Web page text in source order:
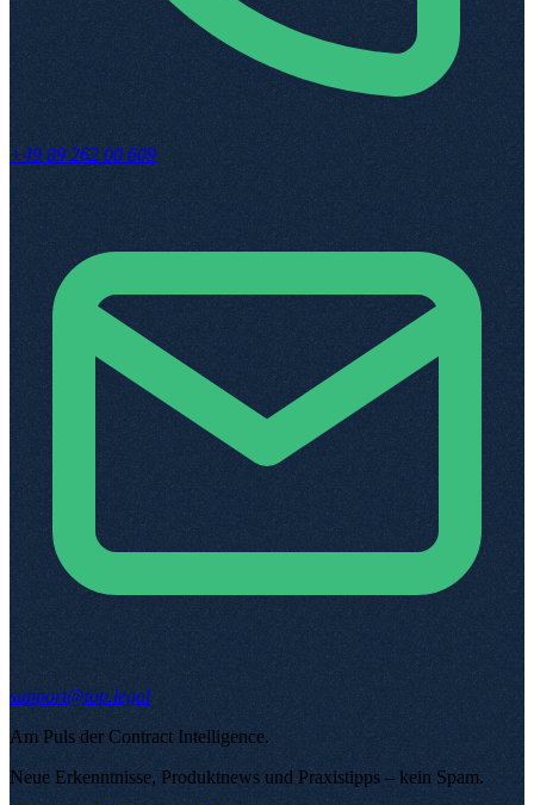
+49 89 262 00 609
support@top.legal
Am Puls der Contract Intelligence.
Neue Erkenntnisse, Produktnews und Praxistipps – kein Spam.